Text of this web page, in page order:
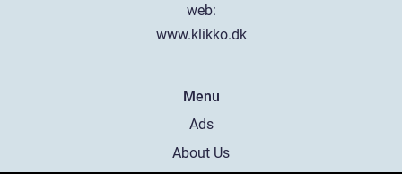
web:
www.klikko.dk
Menu
Ads
About Us